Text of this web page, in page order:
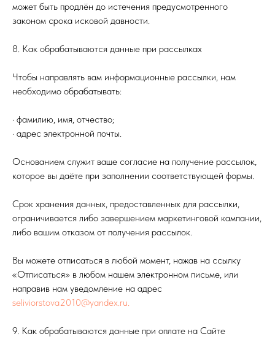
может быть продлён до истечения предусмотренного
законом срока исковой давности.
8. Как обрабатываются данные при рассылках
Чтобы направлять вам информационные рассылки, нам
необходимо обрабатывать:
· фамилию, имя, отчество;
· адрес электронной почты.
Основанием служит ваше согласие на получение рассылок,
которое вы даёте при заполнении соответствующей формы.
Срок хранения данных, предоставленных для рассылки,
ограничивается либо завершением маркетинговой кампании,
либо вашим отказом от получения рассылок.
Вы можете отписаться в любой момент, нажав на ссылку
«Отписаться» в любом нашем электронном письме, или
направив нам уведомление на адрес
seliviorstova2010@yandex.ru.
9. Как обрабатываются данные при оплате на Сайте